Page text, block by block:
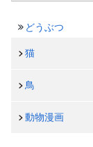
どうぶつ
猫
鳥
動物漫画